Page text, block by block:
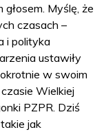
Myślę, że
czasach –
i polityka
ustawiły
w swoim
Wielkiej
PZPR. Dziś
jak